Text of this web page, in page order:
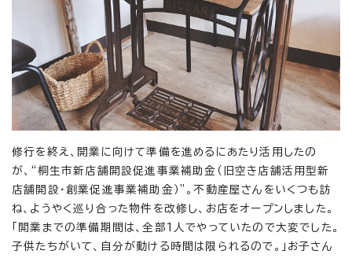
修行を終え、開業に向けて準備を進めるにあたり活用したの
が、“桐生市新店舗開設促進事業補助金（旧空き店舗活用型新
店舗開設・創業促進事業補助金）”。不動産屋さんをいくつも訪
ね、ようやく巡り合った物件を改修し、お店をオープンしました。
「開業までの準備期間は、全部1人でやっていたので大変でした。
子供たちがいて、自分が動ける時間は限られるので。」お子さん